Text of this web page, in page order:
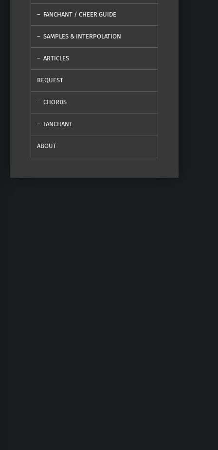
FANCHANT / CHEER GUIDE
SAMPLES & INTERPOLATION
ARTICLES
REQUEST
CHORDS
FANCHANT
ABOUT